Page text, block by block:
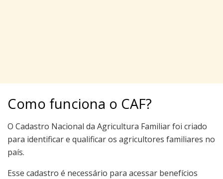
Como funciona o CAF?
O Cadastro Nacional da Agricultura Familiar foi criado
para identificar e qualificar os agricultores familiares no
país.
Esse cadastro é necessário para acessar benefícios